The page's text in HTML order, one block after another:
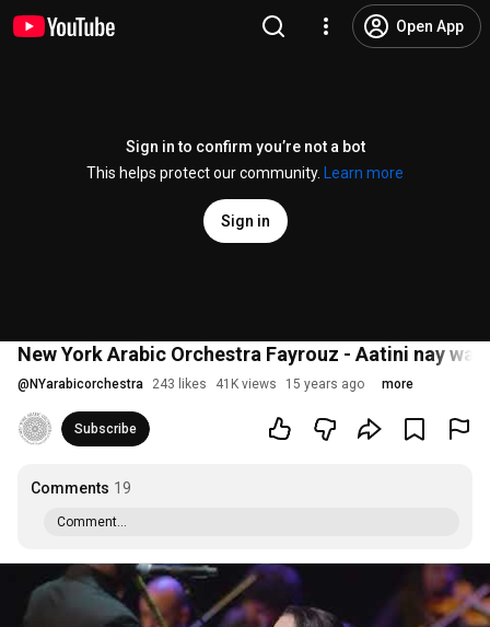
Open App
Sign in to confirm you’re not a bot
This helps protect our community.
Learn more
Sign in
@ NYarabicorchestra 243 likes 41K views 15 years ago more
Subscribe
Comments 19
Comment...